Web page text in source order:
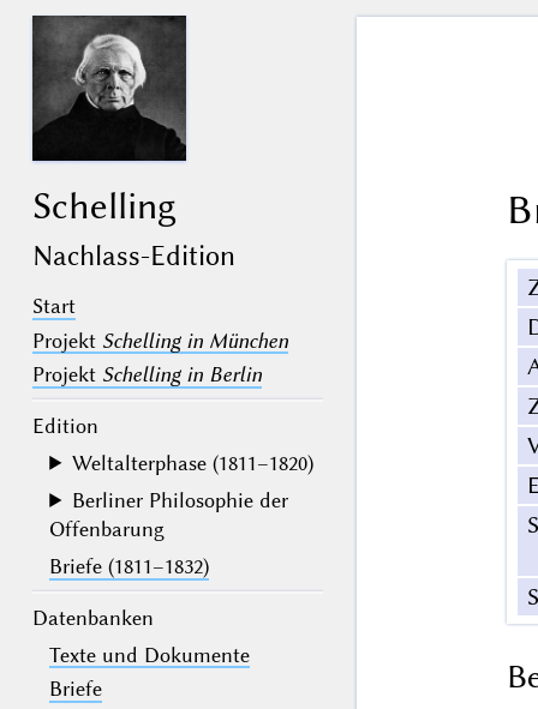
Schelling
Nachlass-Edition
Start
Projekt Schelling in München
Projekt Schelling in Berlin
Edition
Weltalterphase (1811–1820)
Berliner Philosophie der
Offenbarung
Briefe (1811–1832)
Datenbanken
Texte und Dokumente
Briefe